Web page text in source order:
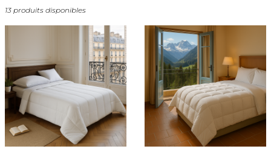
13 produits disponibles